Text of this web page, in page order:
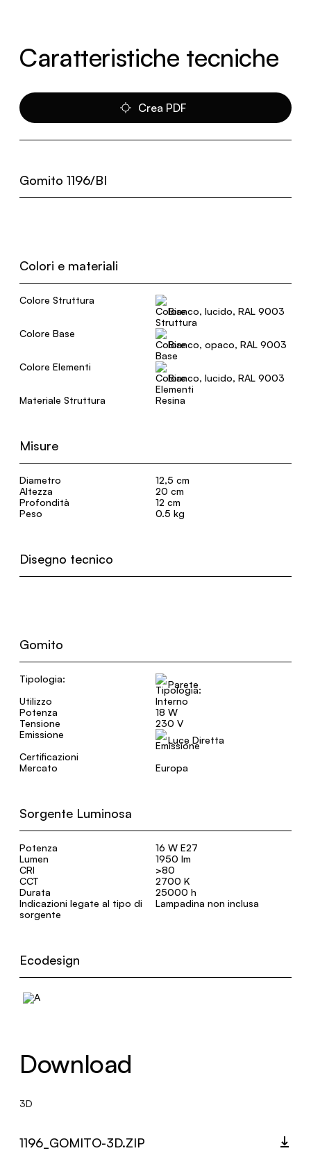
Caratteristiche tecniche
Crea PDF
Gomito 1196/BI
Colori e materiali
Colore Struttura
Bianco, lucido, RAL 9003
Colore Base
Bianco, opaco, RAL 9003
Colore Elementi
Bianco, lucido, RAL 9003
Materiale Struttura
Resina
Misure
Diametro
12,5 cm
Altezza
20 cm
Profondità
12 cm
Peso
0.5 kg
Disegno tecnico
Gomito
Tipologia:
Parete
Utilizzo
Interno
Potenza
18 W
Tensione
230 V
Emissione
Luce Diretta
Certificazioni
Mercato
Europa
Sorgente Luminosa
Potenza
16 W E27
Lumen
1950 lm
CRI
>80
CCT
2700 K
Durata
25000 h
Indicazioni legate al tipo di
sorgente
Lampadina non inclusa
Ecodesign
Download
3D
1196_GOMITO-3D.ZIP